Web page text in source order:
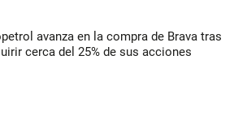
avanza en la compra de Brava tras
cerca del 25% de sus acciones